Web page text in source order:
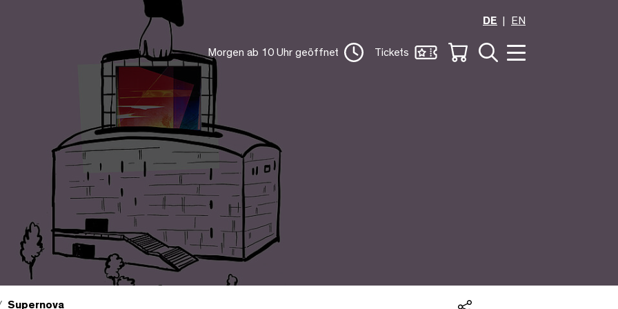
DE
EN
Morgen ab 10 Uhr geöffnet Tickets
Supernova